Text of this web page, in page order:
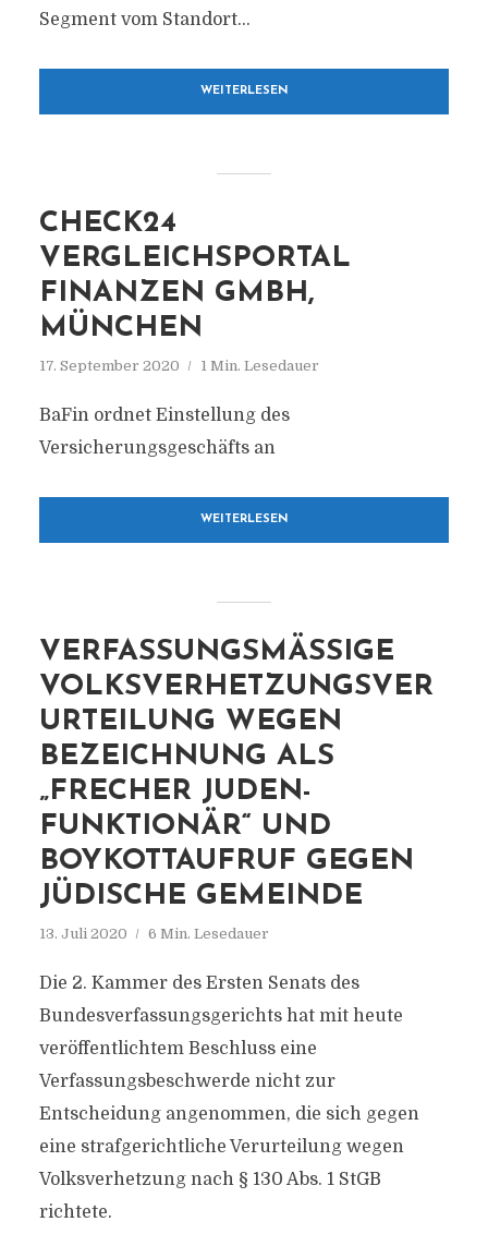
Segment vom Standort...
WEITERLESEN
CHECK24
VERGLEICHSPORTAL
FINANZEN GMBH,
MÜNCHEN
17. September 2020 1 Min. Lesedauer
BaFin ordnet Einstellung des
Versicherungsgeschäfts an
WEITERLESEN
VERFASSUNGSMÄSSIGE V
OLKSVERHETZUNGSVERU
RTEILUNG WEGEN B
EZEICHNUNG ALS „
FRECHER JUDEN-F
UNKTIONÄR“ UND B
OYKOTTAUFRUF GEGEN J
ÜDISCHE GEMEINDE
13. Juli 2020 6 Min. Lesedauer
Die 2. Kammer des Ersten Senats des
Bundesverfassungsgerichts hat mit heute
veröffentlichtem Beschluss eine
Verfassungsbeschwerde nicht zur
Entscheidung angenommen, die sich gegen
eine strafgerichtliche Verurteilung wegen
Volksverhetzung nach § 130 Abs. 1 StGB
richtete.